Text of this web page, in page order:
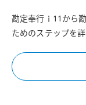
勘定奉行ｉ11から
ためのステップを